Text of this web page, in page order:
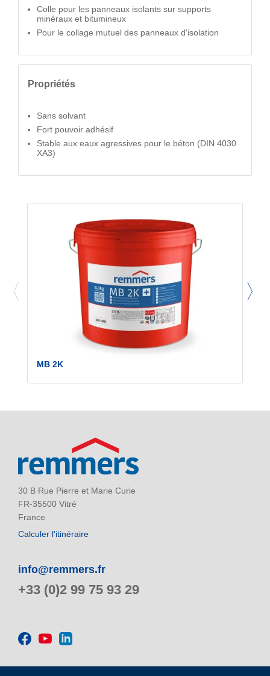
Colle pour les panneaux isolants sur supports
minéraux et bitumineux
Pour le collage mutuel des panneaux d'isolation
Propriétés
Sans solvant
Fort pouvoir adhésif
Stable aux eaux agressives pour le béton (DIN 4030
XA3)
MB 2K
30 B Rue Pierre et Marie Curie
FR-35500 Vitré
France
Calculer l'itinéraire
info@remmers.fr
+33 (0)2 99 75 93 29